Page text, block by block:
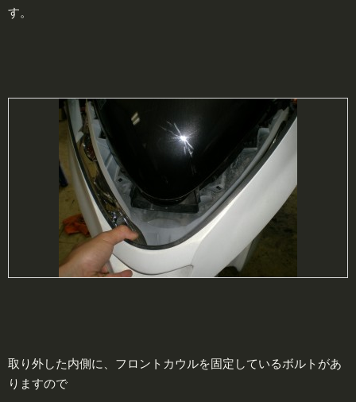
す。
取り外した内側に、フロントカウルを固定しているボルトがあ
りますので